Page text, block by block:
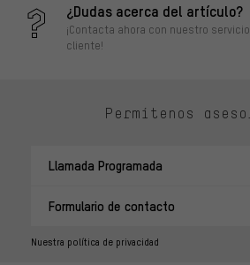
¿Dudas acerca del artículo?
¡Contacta ahora con nuestro
cliente!
Permítenos
Llamada Programada
Formulario de contacto
Nuestra política de privacidad